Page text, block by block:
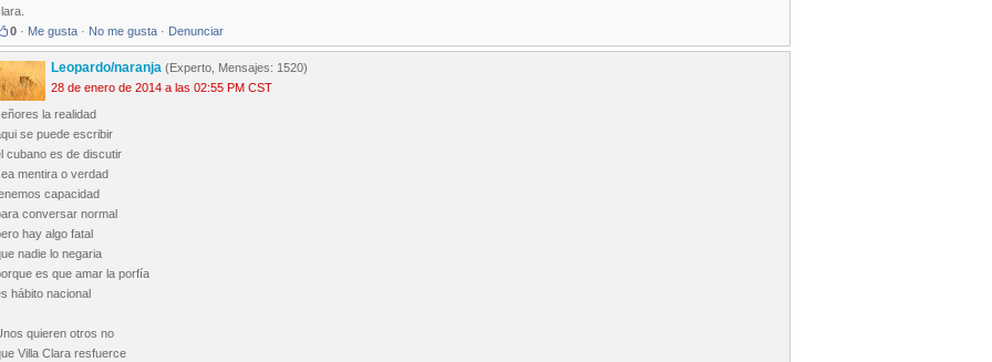
0 · Me gusta · No me gusta · Denunciar
Leopardo/naranja (Experto, Mensajes: 1520)
28 de enero de 2014 a las 02:55 PM CST
la realidad
se puede escribir
cubano es de discutir
mentira o verdad
capacidad
conversar normal
hay algo fatal
nadie lo negaria
es que amar la porfía
hábito nacional
quieren otros no
Villa Clara resfuerce